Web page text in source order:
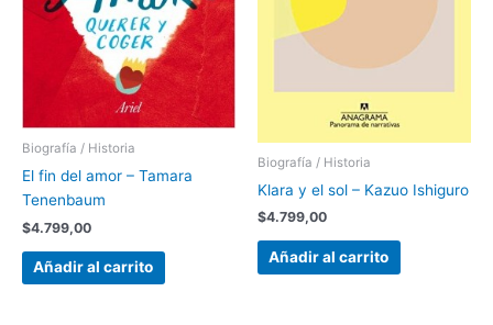
Biografía / Historia
El fin del amor – Tamara
Tenenbaum
$4.799,00
Añadir al carrito
Biografía / Historia
Klara y el sol – Kazuo Ishiguro
$4.799,00
Añadir al carrito